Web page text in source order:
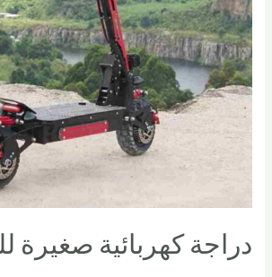
دراجة كهربائية صغيرة